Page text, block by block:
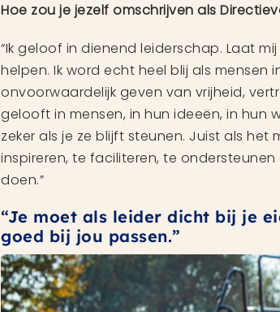
Hoe zou je jezelf omschrijven als
“Ik geloof in dienend leiderschap. Laat
helpen. Ik word echt heel blij als mensen
onvoorwaardelijk geven van vrijheid,
gelooft in mensen, in hun ideeën, in hun
zeker als je ze blijft steunen. Juist als
inspireren, te faciliteren, te
doen.”
“Je moet als leider dicht bij je
goed bij jou passen.”